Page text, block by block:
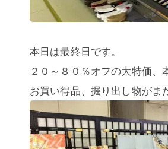
本日は最終日です。
２０～８０％オフの大特価、
お買い得品、掘り出し物がま